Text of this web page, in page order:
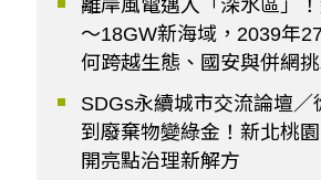
離岸風電邁入「深水區」
～18GW新海域，2039年
何跨越生態、國安與併網挑
SDGs永續城市交流論壇／
到廢棄物變綠金！新北桃
開亮點治理新解方